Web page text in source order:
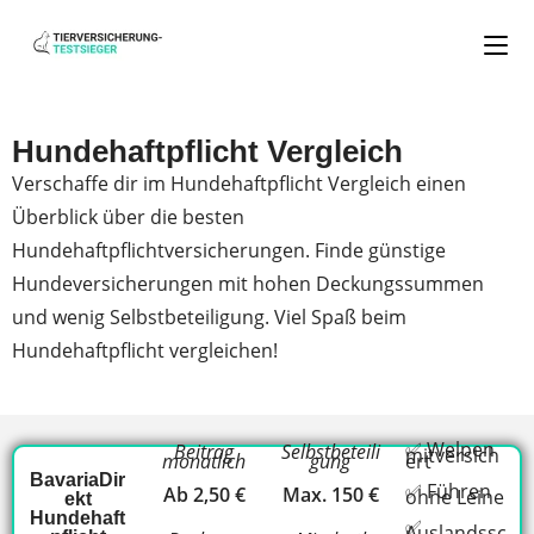
Hundehaftpflicht Vergleich
Verschaffe dir im Hundehaftpflicht Vergleich einen
Überblick über die besten
Hundehaftpflichtversicherungen. Finde günstige
Hundeversicherungen mit hohen Deckungssummen
und wenig Selbstbeteiligung. Viel Spaß beim
Hundehaftpflicht vergleichen!
BavariaDir
ekt
Hundehaft
Beitrag
monatlich
Ab 2,50 €
Selbstbeteili
gung
Max. 150 €
✅ Welpen
mitversich
ert
✅ Führen
ohne Leine
✅